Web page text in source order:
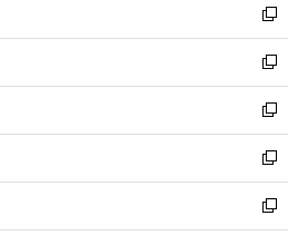
く
で
開
く
ド
ウ
で
開
く
ィ
ン
ド
ウ
で
開
く
い
ウ
ィ
ン
ド
ウ
で
開
く
新
し
い
ウ
ィ
ン
ド
ウ
で
開
新
し
い
ウ
ィ
ン
ド
ウ
新
し
い
ウ
ィ
ン
新
し
い
ウ
新
し